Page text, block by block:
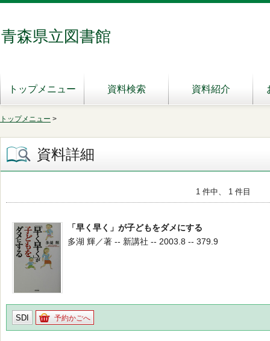
青森県立図書館
トップメニュー 資料検索 資料紹介
トップメニュー >
資料詳細
1 件中、 1 件目
「早く早く」が子どもをダメにする
多湖 輝／著 -- 新講社 -- 2003.8 -- 379.9
SDI 予約かごへ